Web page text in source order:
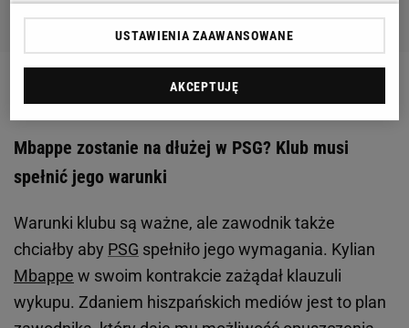
Mbappe zostanie na dłużej w PSG? Klub musi
spełnić jego warunki
Warunki klubu są ważne, ale zawodnik także
chciałby aby PSG spełniło jego wymagania. Kylian
Mbappe w swoim kontrakcie zażądał klauzuli
wykupu. Zdaniem hiszpańskich mediów jest to plan
USTAWIENIA ZAAWANSOWANE
AKCEPTUJĘ